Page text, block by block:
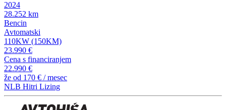
2024
28.252 km
Bencin
Avtomatski
110KW (150KM)
23.990 €
Cena s financiranjem
22.990 €
že od 170 € / mesec
NLB Hitri Lizing